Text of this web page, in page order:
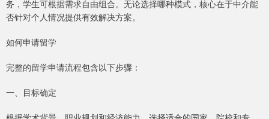
务，学生可根据需求自由组合。无论选择哪种模式，核心在于中介能
否针对个人情况提供有效解决方案。
如何申请留学
完整的留学申请流程包含以下步骤：
一、目标确定